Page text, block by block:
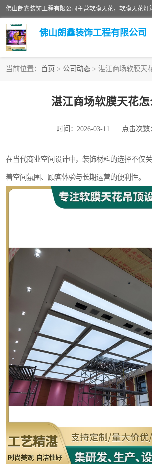
佛山朗鑫装饰工程有限公司
当前位置： 首页 > 公司动态 > 湛江商场软膜天
湛江商场软膜天花
时间：2026-03-11 点击次数
在当代商业空间设计中，装饰材料的选择不仅
着空间氛围、顾客体验与长期运营的便利性。